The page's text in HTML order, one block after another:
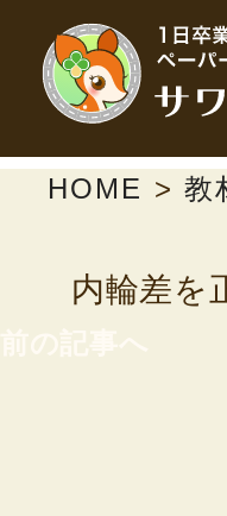
HOME >教
内輪差を